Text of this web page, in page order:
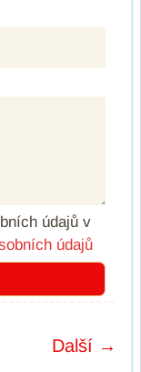
údajů v
údajů
Další →